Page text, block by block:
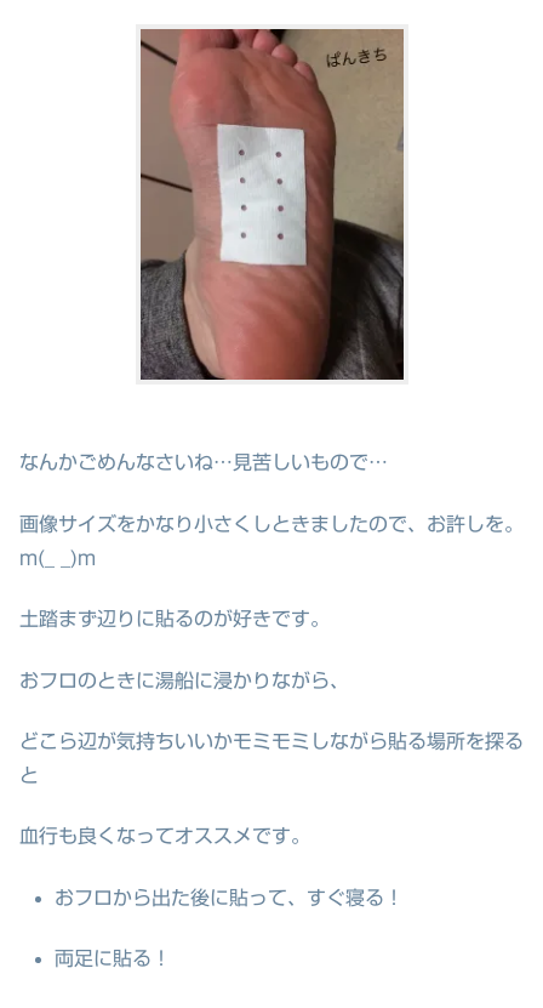
なんかごめんなさいね…見苦しいもので…
画像サイズをかなり小さくしときましたので、お許しを。
m(_ _)m
土踏まず辺りに貼るのが好きです。
おフロのときに湯船に浸かりながら、
どこら辺が気持ちいいかモミモミしながら貼る場所を探る
と
血行も良くなってオススメです。
おフロから出た後に貼って、すぐ寝る！
両足に貼る！